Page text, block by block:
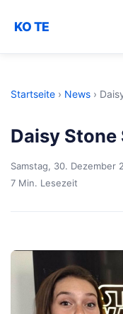
KO TE
Startseite › News ›
Daisy Stone
Samstag, 30. Dezember
7 Min. Lesezeit